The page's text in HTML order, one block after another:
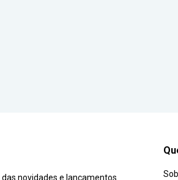
novidades e lançamentos.